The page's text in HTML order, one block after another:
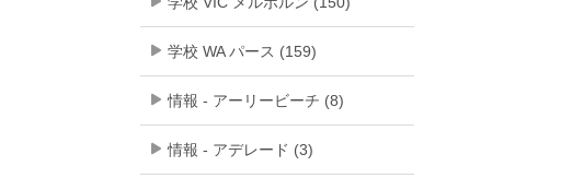
学校 WA パース (159)
情報 - アーリービーチ (8)
情報 - アデレード (3)